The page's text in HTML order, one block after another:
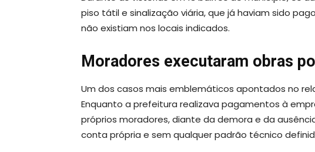
piso tátil e sinalização viária, que já haviam sido
não existiam nos locais indicados.
Moradores executaram obras
Um dos casos mais emblemáticos apontados no
Enquanto a prefeitura realizava pagamentos à
próprios moradores, diante da demora e da
conta própria e sem qualquer padrão técnico